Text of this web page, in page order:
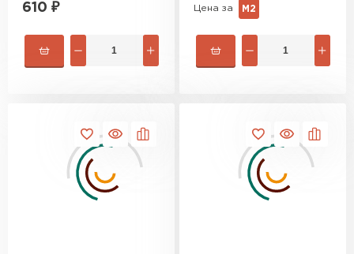
610 ₽ Цена за М2